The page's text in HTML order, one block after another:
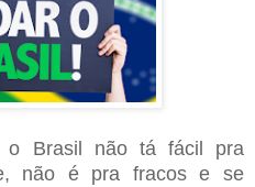
o Brasil não tá fácil pra
não é pra fracos e se